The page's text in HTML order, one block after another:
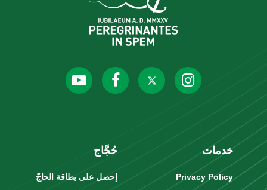
خدمات
Privacy Policy
حُجَّاج
إحصل على بطاقة الحاجّ